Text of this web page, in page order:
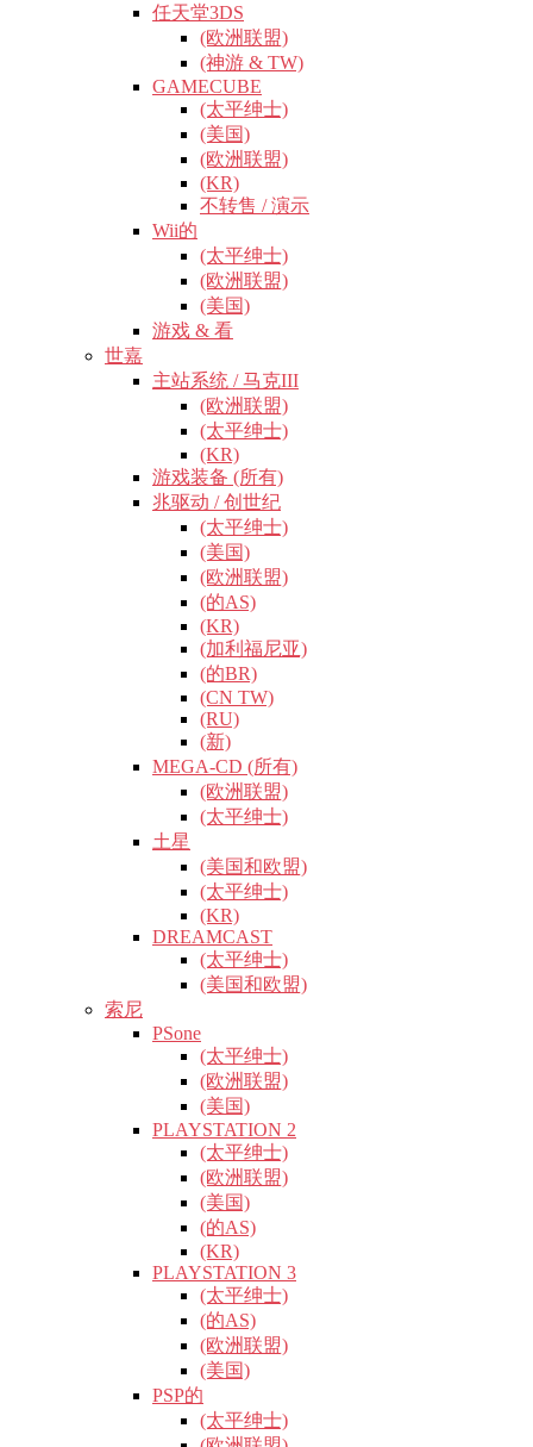
任天堂3DS
(欧洲联盟)
(神游 & TW)
GAMECUBE
(太平绅士)
(美国)
(欧洲联盟)
(KR)
不转售 / 演示
Wii的
(太平绅士)
(欧洲联盟)
(美国)
游戏 & 看
世嘉
主站系统 / 马克III
(欧洲联盟)
(太平绅士)
(KR)
游戏装备 (所有)
兆驱动 / 创世纪
(太平绅士)
(美国)
(欧洲联盟)
(的AS)
(KR)
(加利福尼亚)
(的BR)
(CN TW)
(RU)
(新)
MEGA-CD (所有)
(欧洲联盟)
(太平绅士)
土星
(美国和欧盟)
(太平绅士)
(KR)
DREAMCAST
(太平绅士)
(美国和欧盟)
索尼
PSone
(太平绅士)
(欧洲联盟)
(美国)
PLAYSTATION 2
(太平绅士)
(欧洲联盟)
(美国)
(的AS)
(KR)
PLAYSTATION 3
(太平绅士)
(的AS)
(欧洲联盟)
(美国)
PSP的
(太平绅士)